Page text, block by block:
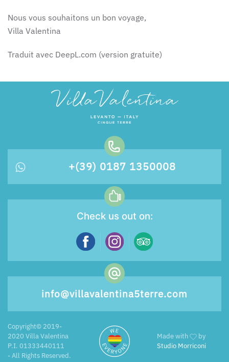
Nous vous souhaitons un bon voyage,
Villa Valentina
Traduit avec DeepL.com (version gratuite)
+(39) 0187 1350008
Check us out on:
info@villavalentina5terre.com
Copyright© 2019-
2020 Villa Valentina
P.I. 01333440111
- All Rights Reserved.
Made with
by
Studio Morriconi